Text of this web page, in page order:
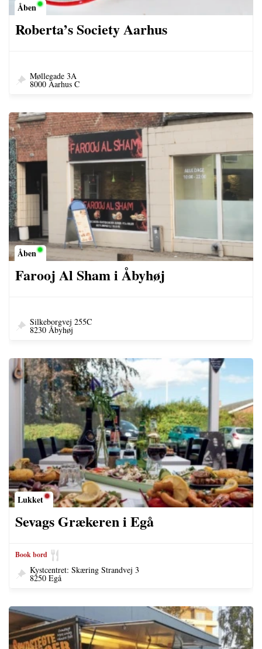
Åben
Roberta’s Society Aarhus
Møllegade 3A
8000 Aarhus C
Åben
Farooj Al Sham i Åbyhøj
Silkeborgvej 255C
8230 Åbyhøj
Lukket
Sevags Grækeren i Egå
Book bord
Kystcentret: Skæring Strandvej 3
8250 Egå